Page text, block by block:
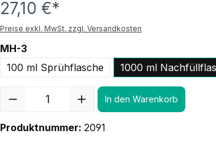
27,10 €*
Preise exkl. MwSt. zzgl. Versandkosten
MH-3
100 ml Sprühflasche
1000 ml
In den Warenkorb
Produktnummer: 2091